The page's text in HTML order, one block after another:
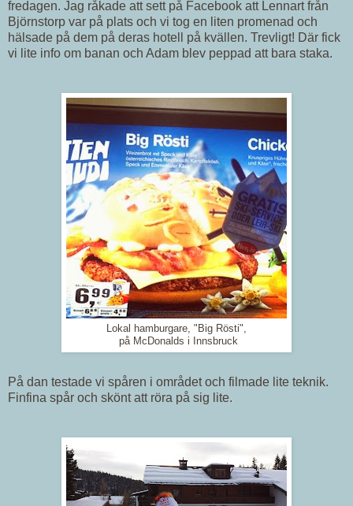
fredagen. Jag råkade att sett på Facebook att Lennart från
Björnstorp var på plats och vi tog en liten promenad och
hälsade på dem på deras hotell på kvällen. Trevligt! Där fick
vi lite info om banan och Adam blev peppad att bara staka.
Lokal hamburgare, "Big Rösti",
på McDonalds i Innsbruck
På dan testade vi spåren i området och filmade lite teknik.
Finfina spår och skönt att röra på sig lite.